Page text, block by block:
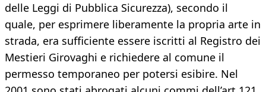
delle Leggi di Pubblica Sicurezza), secondo il
quale, per esprimere liberamente la propria arte in
strada, era sufficiente essere iscritti al Registro dei
Mestieri Girovaghi e richiedere al comune il
permesso temporaneo per potersi esibire. Nel